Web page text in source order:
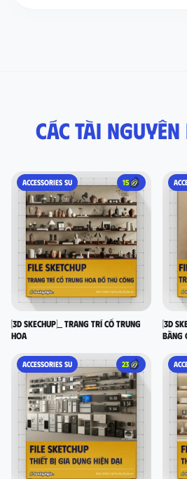
Các tài
ACCESSORIES SU 15
[3D SKECHUP]_ Trang trí cổ Trung
Hoa
[3D
bằng
ACCESSORIES SU 23